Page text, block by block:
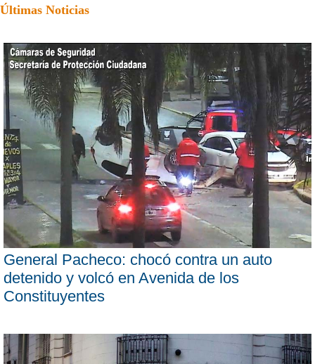
Últimas Noticias
General Pacheco: chocó contra un auto
detenido y volcó en Avenida de los
Constituyentes